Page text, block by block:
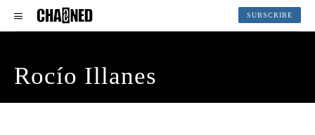
SUBSCRIBE
Rocío Illanes